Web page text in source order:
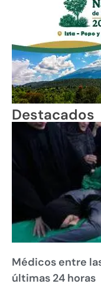
Destacados
Médicos entre
últimas 24 horas